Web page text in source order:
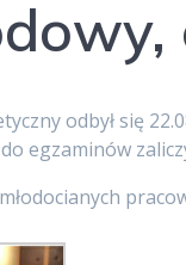
odbył się
egzaminów